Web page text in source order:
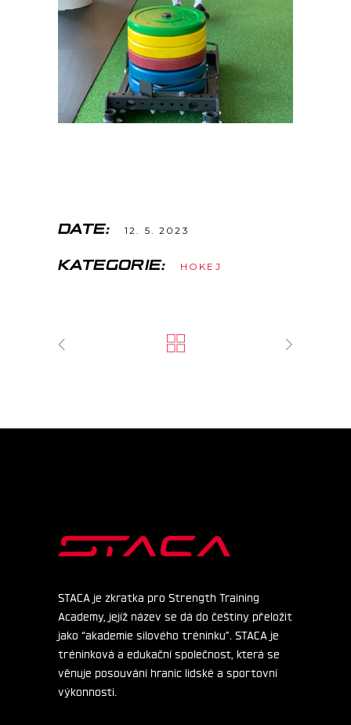
DATE: 12. 5. 2023
KATEGORIE: HOKEJ
STACA je zkratka pro Strength Training
Academy, jejíž název se dá do češtiny přeložit
jako “akademie silového tréninku”. STACA je
tréninková a edukační společnost, která se
věnuje posouvání hranic lidské a sportovní
výkonnosti.